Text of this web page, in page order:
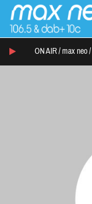
ON AIR / max neo /